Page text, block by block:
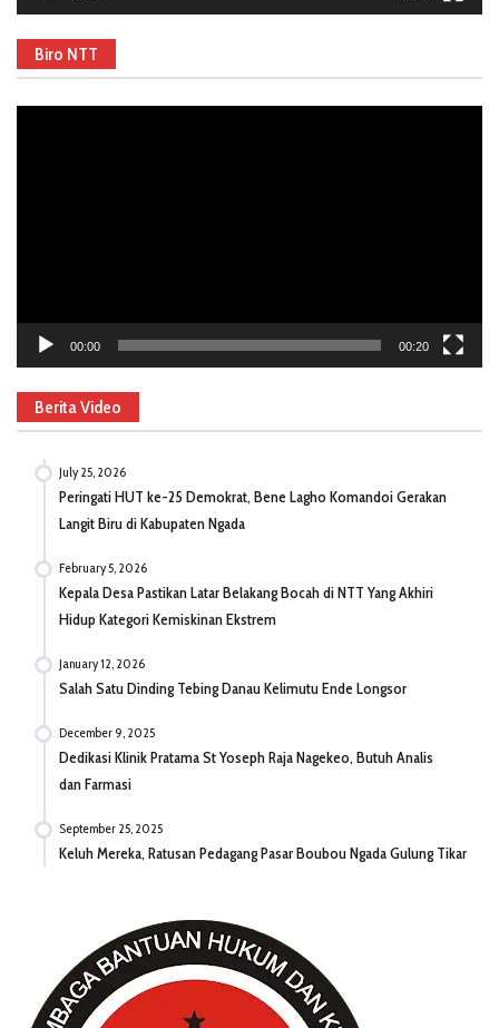
Biro NTT
00:00 00:20
Berita Video
July 25, 2026
Peringati HUT ke-25 Demokrat, Bene Lagho Komandoi Gerakan
Langit Biru di Kabupaten Ngada
February 5, 2026
Kepala Desa Pastikan Latar Belakang Bocah di NTT Yang Akhiri
Hidup Kategori Kemiskinan Ekstrem
January 12, 2026
Salah Satu Dinding Tebing Danau Kelimutu Ende Longsor
December 9, 2025
Dedikasi Klinik Pratama St Yoseph Raja Nagekeo, Butuh Analis
dan Farmasi
September 25, 2025
Keluh Mereka, Ratusan Pedagang Pasar Boubou Ngada Gulung Tikar